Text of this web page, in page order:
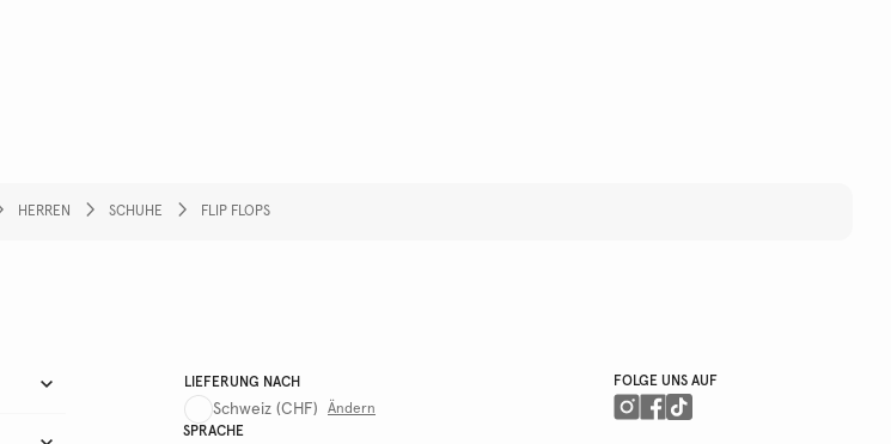
HERREN SCHUHE FLIP FLOPS
LIEFERUNG NACH
Schweiz (CHF)
Ändern
SPRACHE
FOLGE UNS AUF